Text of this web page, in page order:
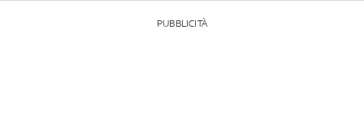
PUBBLICITÀ